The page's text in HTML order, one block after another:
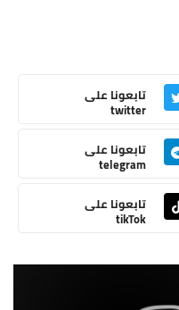
تابعونا على
twitter
تابعونا على
telegram
تابعونا على
tikTok